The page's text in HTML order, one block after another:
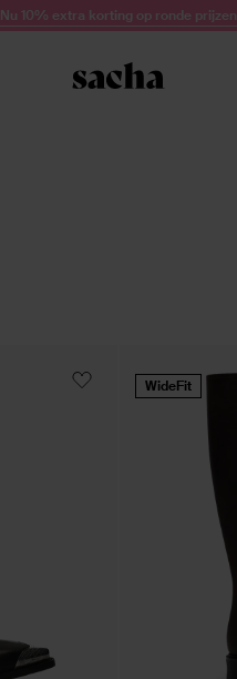
Nu 10% extra korting op ronde prijzen
WideFit